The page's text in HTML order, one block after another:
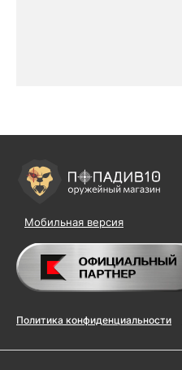
Мобильная версия
Политика конфиденциальности